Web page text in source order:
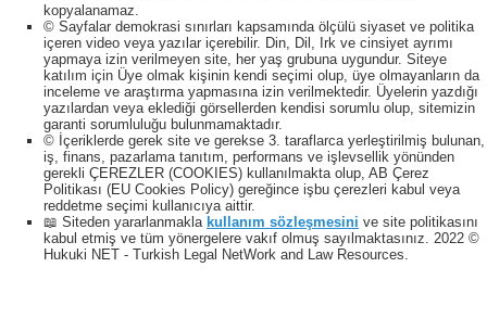
kopyalanamaz.
© Sayfalar demokrasi sınırları kapsamında ölçülü siyaset ve politika
içeren video veya yazılar içerebilir. Din, Dil, Irk ve cinsiyet ayrımı
yapmaya izin verilmeyen site, her yaş grubuna uygundur. Siteye
katılım için Üye olmak kişinin kendi seçimi olup, üye olmayanların da
inceleme ve araştırma yapmasına izin verilmektedir. Üyelerin yazdığı
yazılardan veya eklediği görsellerden kendisi sorumlu olup, sitemizin
garanti sorumluluğu bulunmamaktadır.
© İçeriklerde gerek site ve gerekse 3. taraflarca yerleştirilmiş bulunan,
iş, finans, pazarlama tanıtım, performans ve işlevsellik yönünden
gerekli ÇEREZLER (COOKIES) kullanılmakta olup, AB Çerez
Politikası (EU Cookies Policy) gereğince işbu çerezleri kabul veya
reddetme seçimi kullanıcıya aittir.
📖 Siteden yararlanmakla kullanım sözleşmesini ve site politikasını
kabul etmiş ve tüm yönergelere vakıf olmuş sayılmaktasınız. 2022 ©
Hukuki NET - Turkish Legal NetWork and Law Resources.